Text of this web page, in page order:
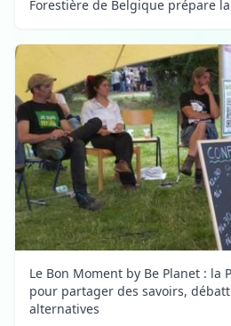
Forestière de Belgique prépare
Le Bon Moment by Be Planet : la
pour partager des savoirs,
alternatives